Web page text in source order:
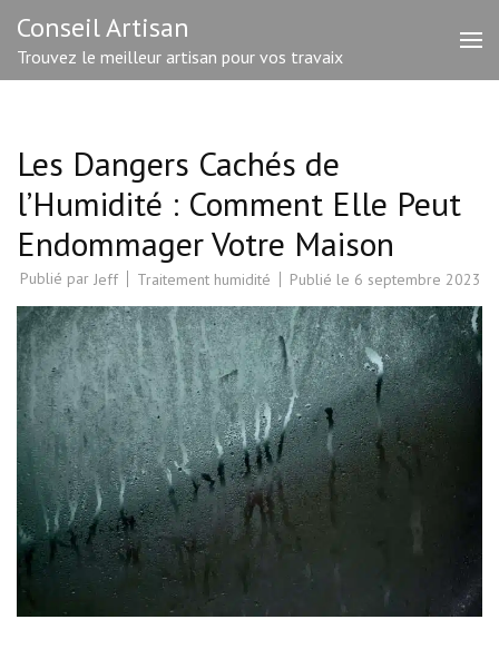
contenu
(Pressez
Conseil Artisan
Trouvez le meilleur artisan pour vos travaix
Les Dangers Cachés de
l’Humidité : Comment Elle Peut
Endommager Votre Maison
Publié par Jeff Traitement humidité Publié le 6 septembre 2023